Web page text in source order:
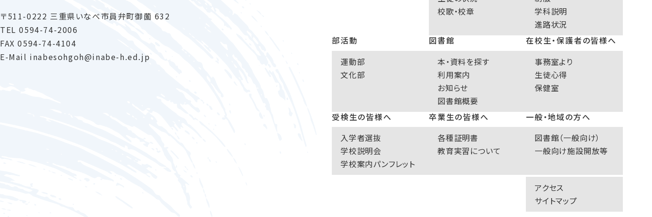
〒511-0222 三重県いなべ市員弁町御薗 632
TEL0594-74-2006
FAX 0594-74-4104
E-Mail inabesohgoh inabe-h.ed.jp
校歌・校章
学科説明
進路状況
部活動
運動部
文化部
図書館
本・資料を探す
利用案内
お知らせ
図書館概要
在校生・保護者の皆様へ
事務室より
生徒心得
保健室
受検生の皆様へ
入学者選抜
学校説明会
学校案内パンフレット
卒業生の皆様へ
各種証明書
教育実習について
一般・地域の方へ
図書館（一般向け）
一般向け施設開放等
アクセス
サイトマップ